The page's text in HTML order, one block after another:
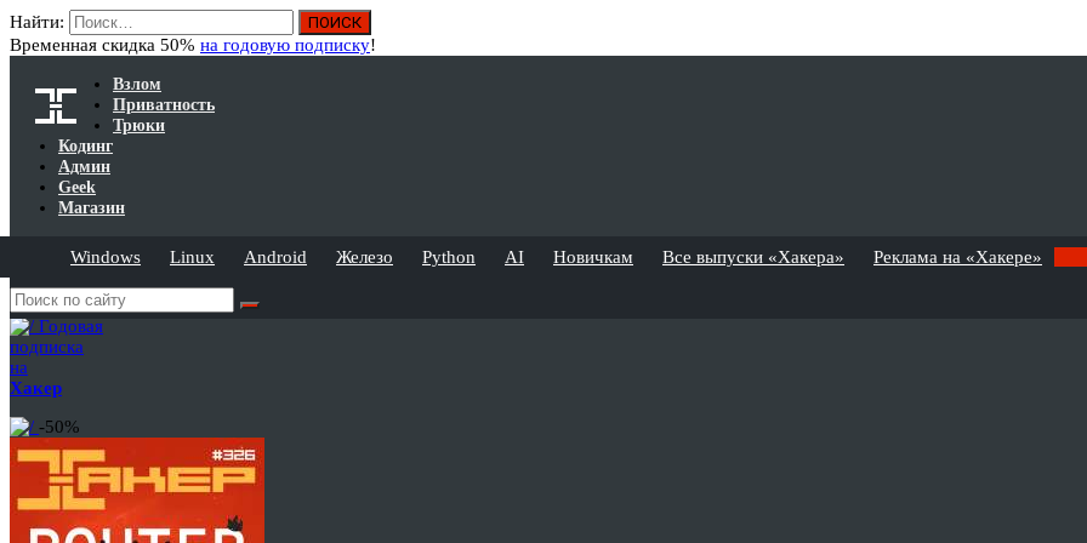
Найти:
Временная скидка 50% на годовую подписку!
Взлом
Приватность
Трюки
Кодинг
Админ
Geek
Магазин
Windows Linux Android Железо Python AI Новичкам Все выпуски «Хакера» Реклама на «Хакере»
Годовая
подписка
на
Хакер
-50%